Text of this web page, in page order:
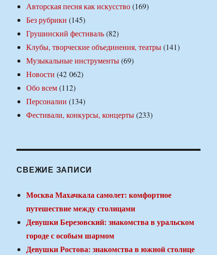
Авторская песня как искусство(169)
Без рубрики (145)
Грушинский фестиваль(82)
Клубы, творческие объединения, театры(141)
Музыкальные инструменты(69)
Новости (42 062)
Обо всем(112)
Персоналии (134)
Фестивали, конкурсы, концерты(233)
СВЕЖИЕ ЗАПИСИ
Москва Махачкала самолет: комфортное
путешествие между столицами
Девушки Березовский: знакомства в уральском
городе с особым шармом
Девушки Ростова: знакомства в южной столице